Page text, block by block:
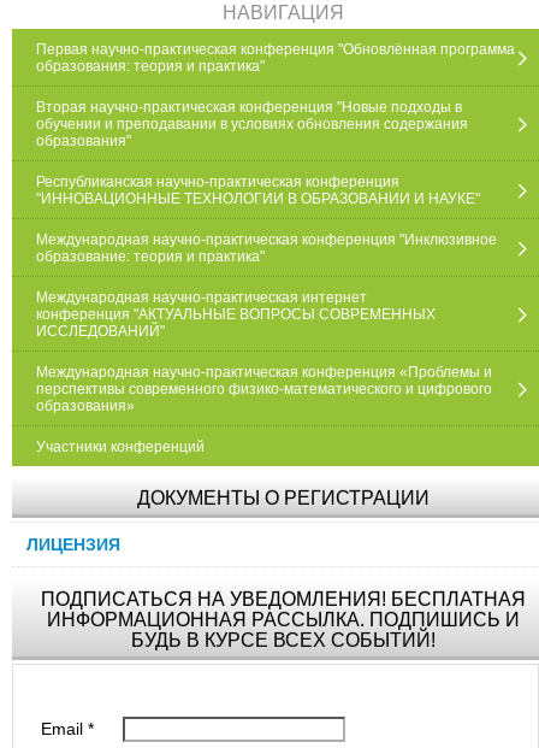
НАВИГАЦИЯ
Первая научно-практическая конференция "Обновлённая программа
образования: теория и практика"
Вторая научно-практическая конференция "Новые подходы в
обучении и преподавании в условиях обновления содержания
образования"
Республиканская научно-практическая конференция
"ИННОВАЦИОННЫЕ ТЕХНОЛОГИИ В ОБРАЗОВАНИИ И НАУКЕ"
Международная научно-практическая конференция "Инклюзивное
образование: теория и практика"
Международная научно-практическая интернет
конференция "АКТУАЛЬНЫЕ ВОПРОСЫ СОВРЕМЕННЫХ
ИССЛЕДОВАНИЙ"
Международная научно-практическая конференция «Проблемы и
перспективы современного физико-математического и цифрового
образования»
Участники конференций
ДОКУМЕНТЫ О РЕГИСТРАЦИИ
ЛИЦЕНЗИЯ
ПОДПИСАТЬСЯ НА УВЕДОМЛЕНИЯ! БЕСПЛАТНАЯ
ИНФОРМАЦИОННАЯ РАССЫЛКА. ПОДПИШИСЬ И
БУДЬ В КУРСЕ ВСЕХ СОБЫТИЙ!
Email*